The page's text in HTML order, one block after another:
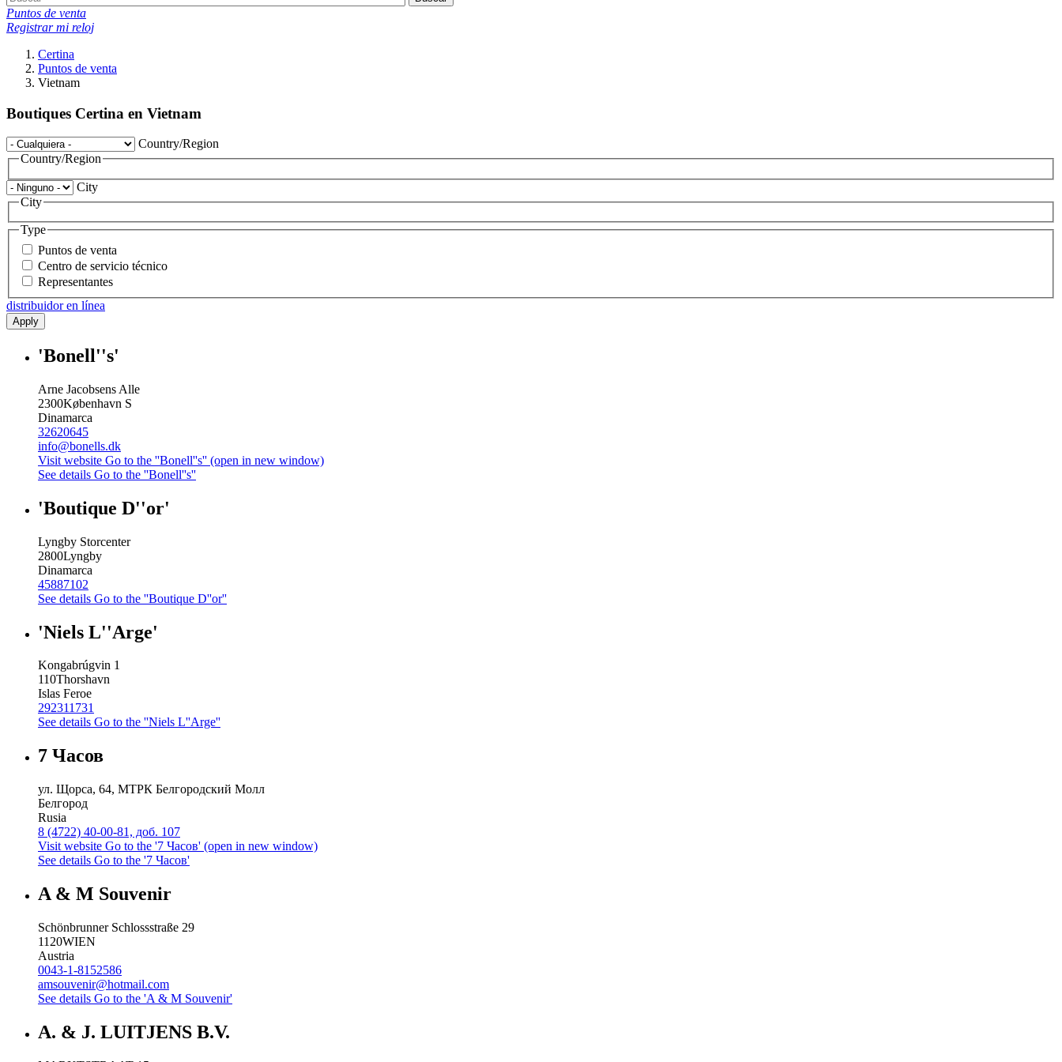
Puntos de venta
Registrar mi reloj
Certina
Puntos de venta
Vietnam
Boutiques Certina en Vietnam
Country/Region
Country/Region
City
City
Type
Puntos de venta
Centro de servicio técnico
Representantes
distribuidor en línea
Apply
'Bonell''s'
Arne Jacobsens Alle
2300København S
Dinamarca
32620645
info@bonells.dk
Visit website Go to the ''Bonell''s'' (open in new window)
See details Go to the ''Bonell''s''
'Boutique D''or'
Lyngby Storcenter
2800Lyngby
Dinamarca
45887102
See details Go to the ''Boutique D''or''
'Niels L''Arge'
Kongabrúgvin 1
110Thorshavn
Islas Feroe
292311731
See details Go to the ''Niels L''Arge''
7 Часов
ул. Щорса, 64, МТРК Белгородский Молл
Белгород
Rusia
8 (4722) 40-00-81, доб. 107
Visit website Go to the '7 Часов' (open in new window)
See details Go to the '7 Часов'
A & M Souvenir
Schönbrunner Schlossstraße 29
1120WIEN
Austria
0043-1-8152586
amsouvenir@hotmail.com
See details Go to the 'A & M Souvenir'
A. & J. LUITJENS B.V.